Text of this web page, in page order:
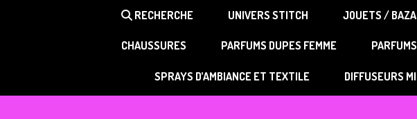
RECHERCHE UNIVERS STITCH JOUETS /
CHAUSSURES PARFUMS DUPES FEMME
SPRAYS D’AMBIANCE ET TEXTILE DIFFUSEURS